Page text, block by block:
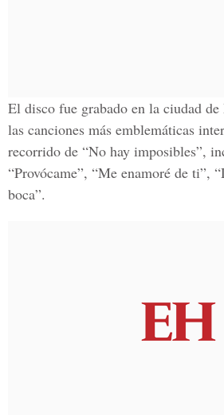
El disco fue grabado en la ciudad
las canciones más emblemáticas
recorrido de “No hay imposibles”,
“Provócame”, “Me enamoré de ti”,
boca”.